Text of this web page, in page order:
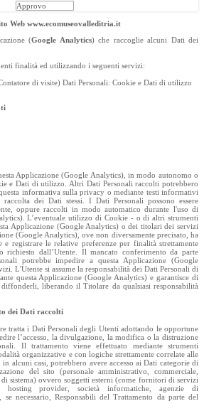
Approvo
Web www.ecomuseovalleditria.it
(Google Analytics) che raccoglie alcuni Dati dei
finalità ed utilizzando i seguenti servizi:
di visite) Dati Personali: Cookie e Dati di utilizzo
Applicazione (Google Analytics), in modo autonomo o
e Dati di utilizzo. Altri Dati Personali raccolti potrebbero
informativa sulla privacy o mediante testi informativi
raccolta dei Dati stessi. I Dati Personali possono essere
oppure raccolti in modo automatico durante l'uso di
L’eventuale utilizzo di Cookie - o di altri strumenti
Applicazione (Google Analytics) o dei titolari dei servizi
(Google Analytics), ove non diversamente precisato, ha
registrare le relative preferenze per finalità strettamente
richiesto dall’Utente. Il mancato conferimento da parte
potrebbe impedire a questa Applicazione (Google
L'Utente si assume la responsabilità dei Dati Personali di
questa Applicazione (Google Analytics) e garantisce di
liberando il Titolare da qualsiasi responsabilità
dei Dati raccolti
tratta i Dati Personali degli Utenti adottando le opportune
l’accesso, la divulgazione, la modifica o la distruzione
Il trattamento viene effettuato mediante strumenti
organizzative e con logiche strettamente correlate alle
alcuni casi, potrebbero avere accesso ai Dati categorie di
del sito (personale amministrativo, commerciale,
sistema) ovvero soggetti esterni (come fornitori di servizi
provider, società informatiche, agenzie di
necessario, Responsabili del Trattamento da parte del